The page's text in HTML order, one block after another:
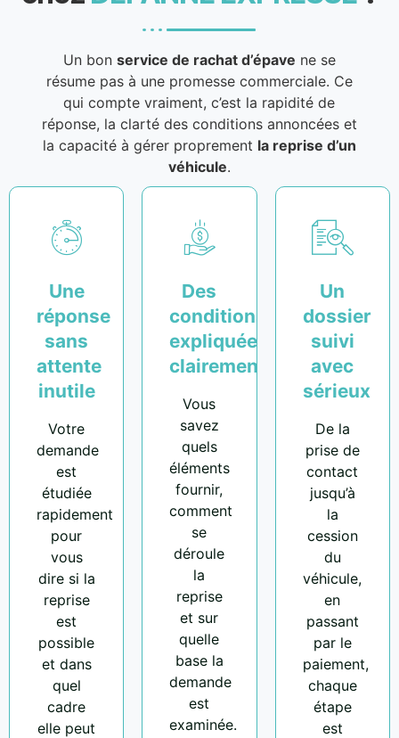
Un bon service de rachat d’épave ne se
résume pas à une promesse commerciale. Ce
qui compte vraiment, c’est la rapidité de
réponse, la clarté des conditions annoncées et
la capacité à gérer proprement la reprise d’un
véhicule.
Une
réponse
sans
attente
inutile
Votre
demande
est
étudiée
rapidement
pour
vous
dire si la
reprise
est
possible
et dans
quel
cadre
elle peut
Des
conditions
expliquées
clairement
Vous
savez
quels
éléments
fournir,
comment
se
déroule
la
reprise
et sur
quelle
base la
demande
est
examinée.
Un
dossier
suivi
avec
sérieux
De la
prise de
contact
jusqu’à
la
cession
du
véhicule,
en
passant
par le
paiement,
chaque
étape
est